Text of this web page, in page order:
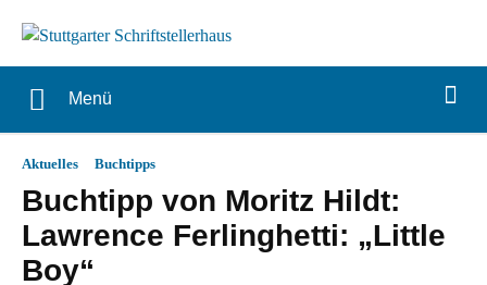
Menü
Aktuelles Buchtipps
Buchtipp von Moritz Hildt:
Lawrence Ferlinghetti: „Little
Boy“